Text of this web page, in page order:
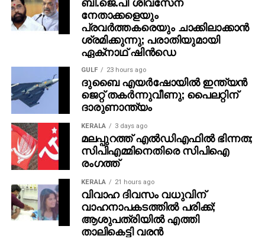
പ്രതിഭാഗത്തിന്റെ വാദങ്ങളെ പിന്തുണയ്ക്കാൻ
ആവശ്യമായ ഇടപെടലുകൾ കൃത്യമായി
ഉണ്ടായെന്നും കണ്ടെത്തിയിട്ടുണ്ട്.
ഇവർക്കെതിരെ നടപടികൾ സ്വീകരിക്കാൻ
ആവശ്യപ്പെട്ട് കുട്ടിയുടെ മാതാവ് 2020 സെപ്തംബർ 21ന്
അന്നത്തെ വനിതാ ശിശുവികസന മന്ത്രിക്ക് പരാതി
നൽകിയിരുന്നു. ബിജെപി നേതാവായ അധ്യാപകന്‍
കെ. പത്മരാജന്‍ പ്രതിയായ പാലത്തായി
പീഡനക്കേസില്‍ കൗണ്‍സലിങ് നടത്തിയവര്‍
അന്വേഷണം വഴിതെറ്റിക്കാന്‍ ശ്രമിച്ചതായും
അതിവേഗ പോക്‌സോ കോടതി കണ്ടെത്തിയിരുന്നു.
അത് തടയാന്‍ ക്രൈംബ്രാഞ്ച് അന്വേഷണസംഘം
ശ്രമിച്ചില്ലെന്നും അന്വേഷണസംഘവും
ഉദ്യോഗസ്ഥരും ഇടയ്ക്ക് മാറിയത് കുട്ടിക്ക് മാനസിക
സമ്മര്‍ദമുണ്ടാക്കിയെന്നും കോടതി ചൂണ്ടിക്കാട്ടിയിരുന്നു.
നേതാക്കളെയും
പ്രവര്‍ത്തകരെയും ചാക്കിലാക്കാന്‍
ശ്രമിക്കുന്നു; പരാതിയുമായി
ഏക്‌നാഥ് ഷിന്‍ഡെ
GULF 23 hours ago
ദുബൈ എയര്‍ഷോയില്‍ ഇന്ത്യന്‍
ജെറ്റ് തകര്‍ന്നുവീണു; പൈലറ്റിന്
ദാരുണാന്ത്യം
KERALA 3 days ago
മലപ്പുറത്ത് എല്‍ഡിഎഫില്‍ ഭിന്നത;
സിപിഎമ്മിനെതിരെ സിപിഐ
രംഗത്ത്
KERALA 21 hours ago
വിവാഹ ദിവസം വധുവിന്
വാഹനാപകടത്തില്‍ പരിക്ക്;
ആശുപത്രിയില്‍ എത്തി
താലികെട്ടി വരന്‍